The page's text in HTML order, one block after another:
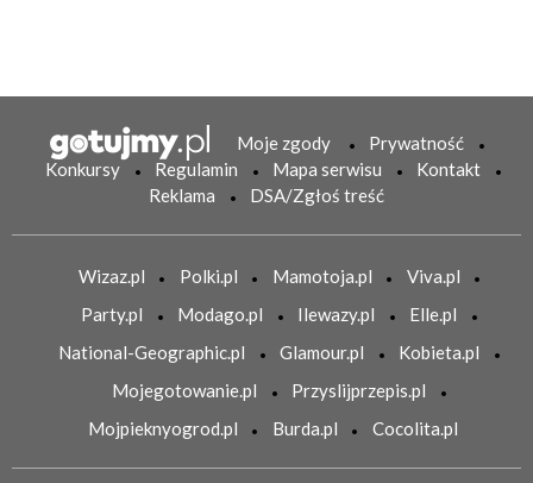
Moje zgody
Prywatność
Konkursy
Regulamin Mapa serwisu
Kontakt
Reklama
DSA/Zgłoś treść
Wizaz.pl Polki.pl Mamotoja.pl
Viva.pl
Party.pl
Modago.pl Ilewazy.pl
Elle.pl
National-Geographic.pl
Glamour.pl
Kobieta.pl
Mojegotowanie.pl
Przyslijprzepis.pl
Mojpieknyogrod.pl
Burda.pl Cocolita.pl